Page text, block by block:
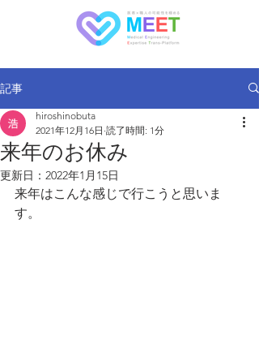
記事
来年のお休み
hiroshinobuta
2021年12月16日 読了時間: 1分
更新日： 2022年1月15日
来年はこんな感じで行こうと思いま
す。